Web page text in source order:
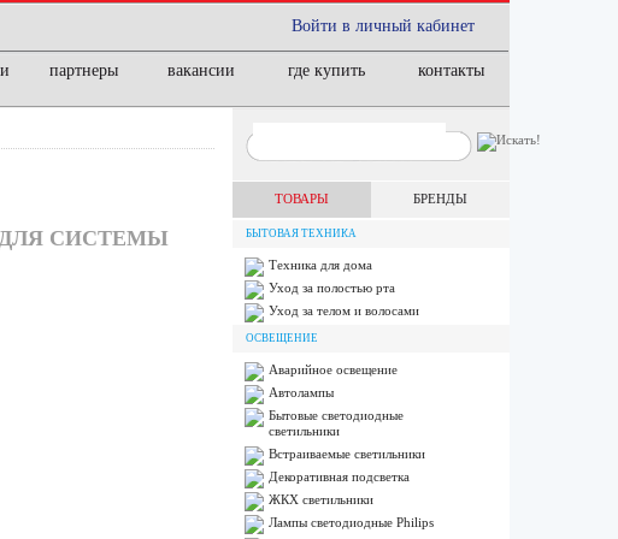
Войти в личный кабинет
партнеры вакансии где купить контакты
ДЛЯ СИСТЕМЫ
ТОВАРЫ БРЕНДЫ
БЫТОВАЯ ТЕХНИКА
Техника для дома
Уход за полостью рта
Уход за телом и волосами
ОСВЕЩЕНИЕ
Аварийное освещение
Автолампы
Бытовые светодиодные
светильники
Встраиваемые светильники
Декоративная подсветка
ЖКХ светильники
Лампы cветодиодные Philips